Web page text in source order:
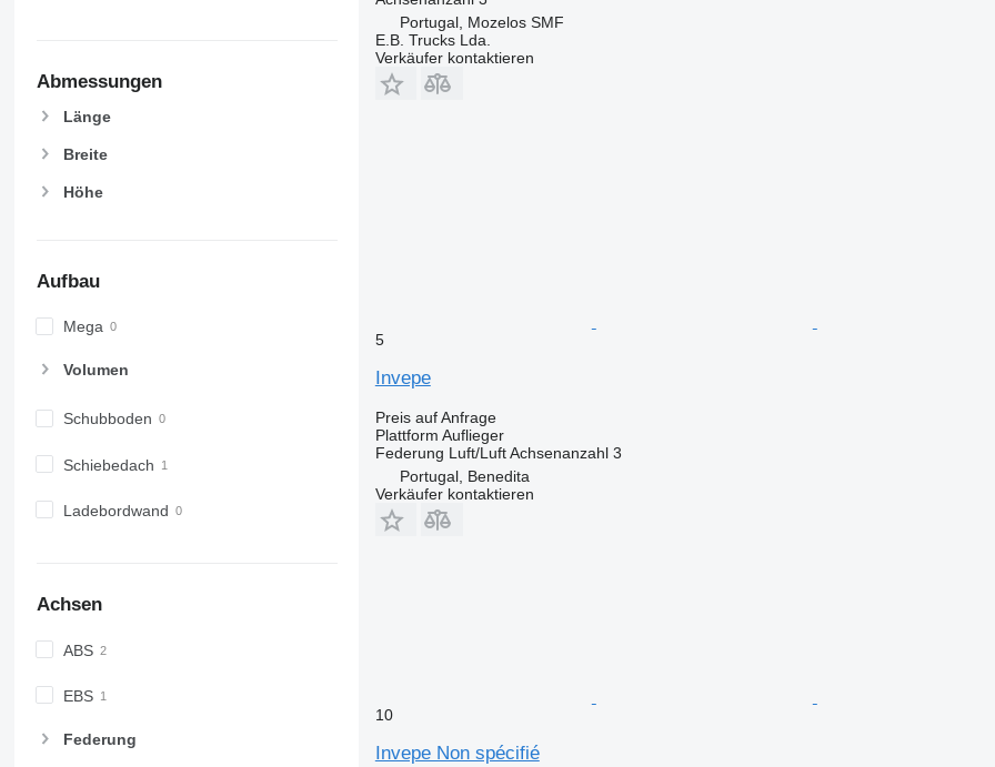
Abmessungen
Länge
Breite
Höhe
Aufbau
Mega
Volumen
Schubboden
Schiebedach
Ladebordwand
Achsen
ABS
EBS
Federung
Portugal, Mozelos SMF
E.B. Trucks Lda.
Verkäufer kontaktieren
5
Invepe
Preis auf Anfrage
Plattform Auflieger
Federung Luft/Luft Achsenanzahl 3
Portugal, Benedita
Verkäufer kontaktieren
10
Invepe Non spécifié